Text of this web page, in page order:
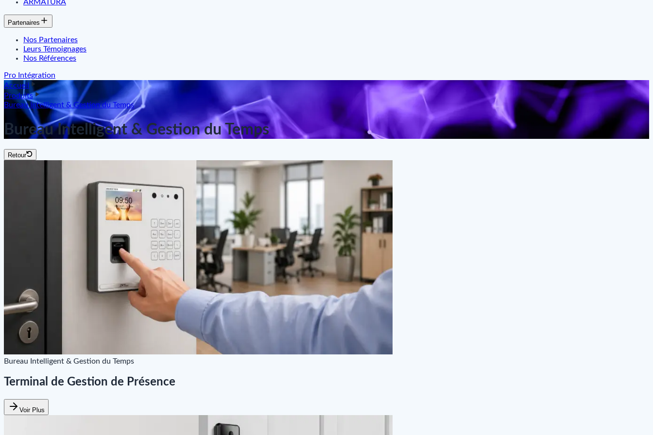
ARMATURA
Partenaires
Nos Partenaires
Leurs Témoignages
Nos Références
Pro Intégration
Accueil
Produits
Bureau Intelligent & Gestion du Temps
Bureau Intelligent & Gestion du Temps
Retour
Bureau Intelligent & Gestion du Temps
Terminal de Gestion de Présence
Voir Plus